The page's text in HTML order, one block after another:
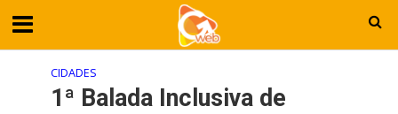
CIDADES
1ª Balada Inclusiva de